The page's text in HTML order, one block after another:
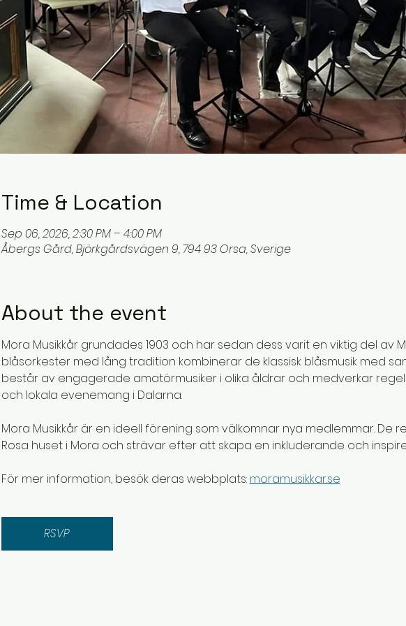
Time & Location
Sep 06, 2026, 2:30 PM – 4:00 PM
Åbergs Gård, Björkgårdsvägen 9, 794 93 Orsa, Sverige
About the event
Mora Musikkår grundades 1903 och har sedan dess varit en viktig del av
blåsorkester med lång tradition kombinerar de klassisk blåsmusik med
består av engagerade amatörmusiker i olika åldrar och medverkar
och lokala evenemang i Dalarna.
Mora Musikkår är en ideell förening som välkomnar nya medlemmar. De
Rosa huset i Mora och strävar efter att skapa en inkluderande och
För mer information, besök deras webbplats: moramusikkar.se
RSVP